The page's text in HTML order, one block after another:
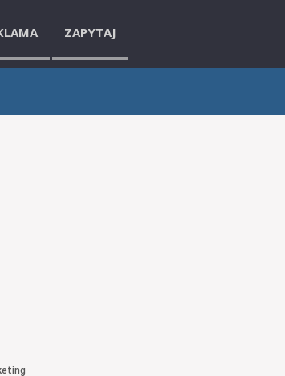
ZAPYTAJ